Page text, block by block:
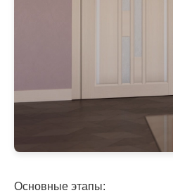
Основные этапы: